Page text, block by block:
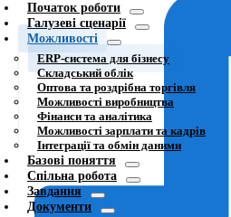
Початок роботи
Галузеві сценарії
Можливості
ERP-система для бізнесу
Складський облік
Оптова та роздрібна торгівля
Можливості виробництва
Фінанси та аналітика
Можливості зарплати та кадрів
Інтеграції та обмін даними
Базові поняття
Спільна робота
Завдання
Документи